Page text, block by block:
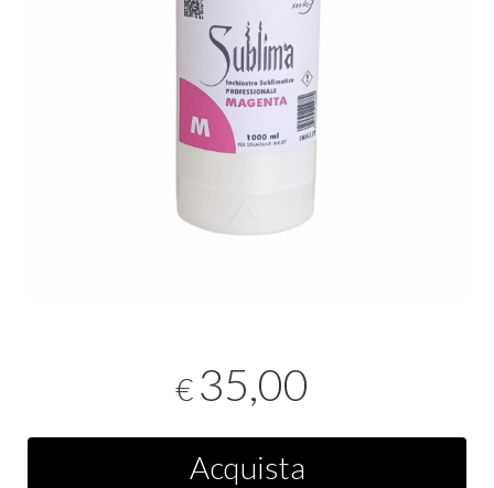
€ 35,00
Acquista